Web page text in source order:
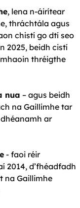
, lena n-áirítear
thráchtála agus
chistí go dtí seo
2025, beidh cistí
thréigthe
nua – agus beidh
na Gaillimhe tar
ar
- faoi réir
2014, d’fhéadfadh
na Gaillimhe